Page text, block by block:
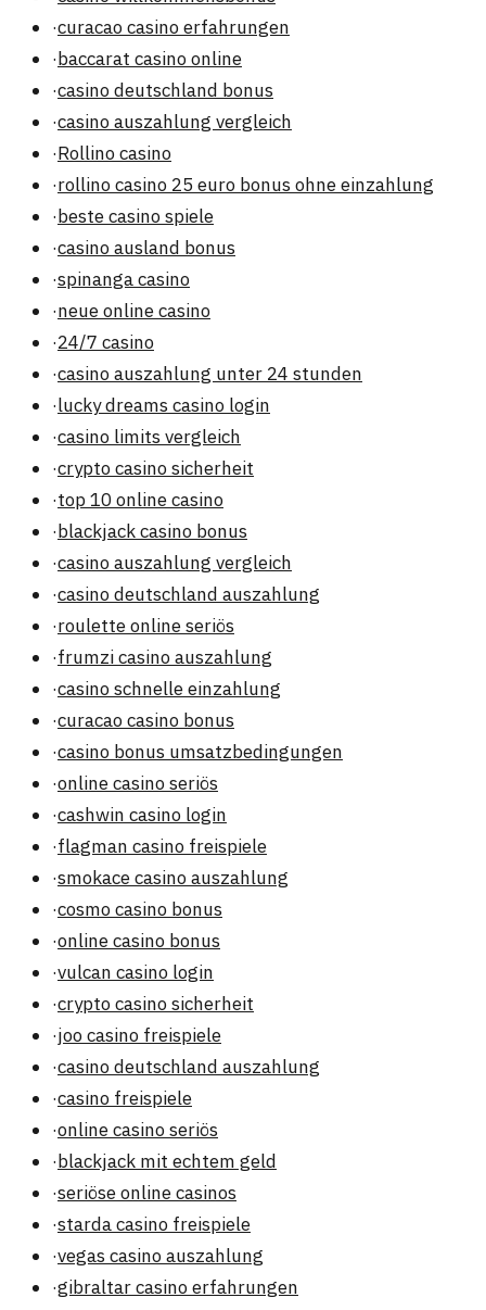
·curacao casino erfahrungen
·baccarat casino online
·casino deutschland bonus
·casino auszahlung vergleich
·Rollino casino
·rollino casino 25 euro bonus ohne einzahlung
·beste casino spiele
·casino ausland bonus
·spinanga casino
·neue online casino
·24/7 casino
·casino auszahlung unter 24 stunden
·lucky dreams casino login
·casino limits vergleich
·crypto casino sicherheit
·top 10 online casino
·blackjack casino bonus
·casino auszahlung vergleich
·casino deutschland auszahlung
·roulette online seriös
·frumzi casino auszahlung
·casino schnelle einzahlung
·curacao casino bonus
·casino bonus umsatzbedingungen
·online casino seriös
·cashwin casino login
·flagman casino freispiele
·smokace casino auszahlung
·cosmo casino bonus
·online casino bonus
·vulcan casino login
·crypto casino sicherheit
·joo casino freispiele
·casino deutschland auszahlung
·casino freispiele
·online casino seriös
·blackjack mit echtem geld
·seriöse online casinos
·starda casino freispiele
·vegas casino auszahlung
·gibraltar casino erfahrungen